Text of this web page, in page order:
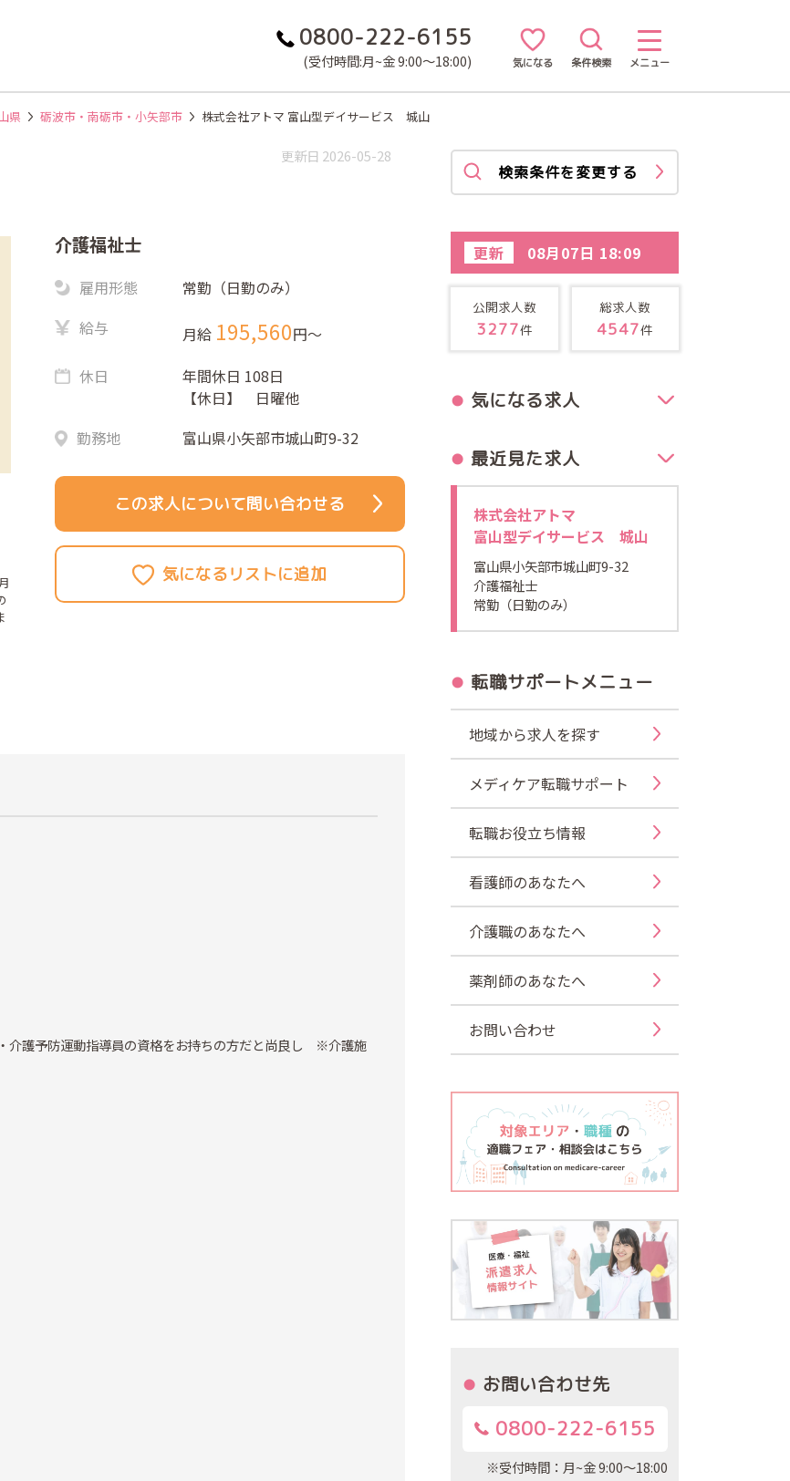
0800-222-6155
(受付時間:月~金 9:00～18:00) 気になる 条件検索 メニュー
県 砺波市・南砺市・小矢部市 株式会社アトマ 富山型デイサービス 城山
更新日 2026-05-28
介護福祉士
雇用形態
常勤（日勤のみ）
給与
月給 195,560円〜
休日
年間休日 108日
【休日】 日曜他
勤務地
富山県小矢部市城山町9-32
この求人について問い合わせる
護予防運動指導員の資格をお持ちの方だと尚良し ※介護施
検索条件を変更する
更新 08月07日 18:09
公開求人数
3277件
総求人数
4547件
気になる求人
最近見た求人
株式会社アトマ
富山型デイサービス 城山
富山県小矢部市城山町9-32
介護福祉士
常勤（日勤のみ）
転職サポートメニュー
地域から求人を探す
メディケア転職サポート
転職お役立ち情報
看護師のあなたへ
介護職のあなたへ
薬剤師のあなたへ
お問い合わせ
お問い合わせ先
0800-222-6155
※受付時間：月~金 9:00～18:00